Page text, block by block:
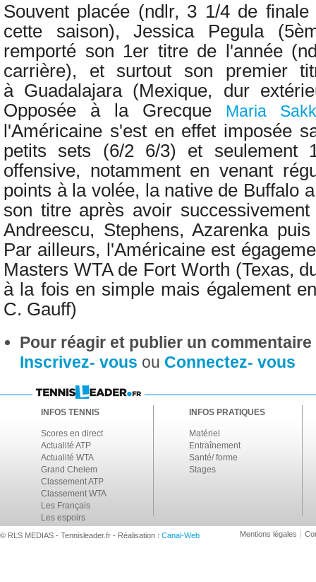
Souvent placée (ndlr, 3 1/4 de
cette saison),Jessica Pegula
remporté son 1er titre de l'année
carrière), et surtout son premier
à Guadalajara (Mexique, dur
Opposée à la Grecque
Maria
l'Américaine s'est en effet imposée
petits sets (6/2 6/3) et seulement
offensive, notamment en venant
points à la volée, la native de Buffalo
son titre après avoir
Andreescu, Stephens, Azarenka
Par ailleurs, l'Américaine est
Masters WTA de Fort Worth (Texas,
à la fois en simple mais également
C. Gauff)
Pour réagir et publier un
Inscrivez- vous ou Connectez- vous
INFOS TENNIS
Scores en direct
Actualité ATP
Actualité WTA
Grand Chelem
Classement ATP
Classement WTA
Les Français
Les espoirs
INFOS PRATIQUES
Matériel
Entraînement
Santé/ forme
Stages
© RLS MEDIAS - Tennisleader.fr - Réalisation : Canal-Web Mentions légales